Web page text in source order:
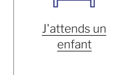
J'attends un
enfant